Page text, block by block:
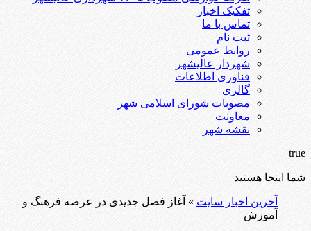
تفکیک اخبار
تماس با ما
ثبت نام
روابط عمومی
شهردار عالیشهر
فناوری اطلاعات
گالری
مصوبات شورای اسلامی شهر
معاونت
نقشه شهر
true
شما اینجا هستید
آخرین اخبار سایت » آغاز فصل جدیدی در عرصه فرهنگ و
آموزش